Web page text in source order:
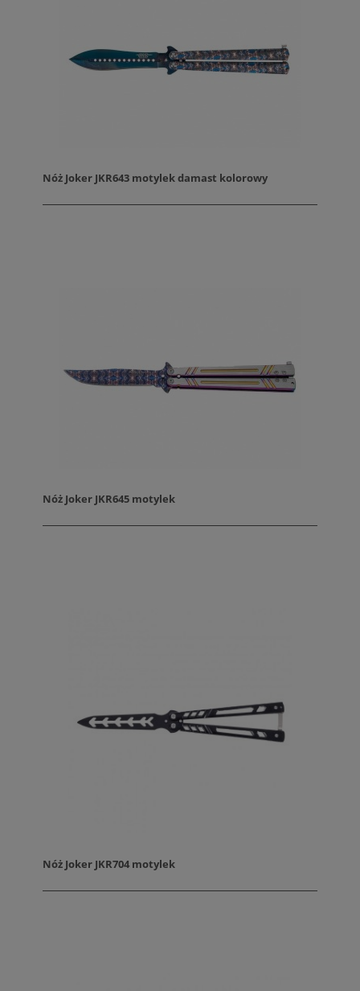
Nóż Joker JKR643 motylek damast kolorowy
Nóż Joker JKR645 motylek
Nóż Joker JKR704 motylek